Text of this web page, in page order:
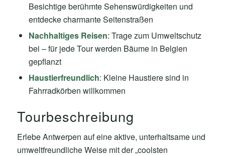
Besichtige berühmte Sehenswürdigkeiten und
entdecke charmante Seitenstraßen
Nachhaltiges Reisen: Trage zum Umweltschutz
bei – für jede Tour werden Bäume in Belgien
gepflanzt
Haustierfreundlich: Kleine Haustiere sind in
Fahrradkörben willkommen
Tourbeschreibung
Erlebe Antwerpen auf eine aktive, unterhaltsame und
umweltfreundliche Weise mit der „coolsten